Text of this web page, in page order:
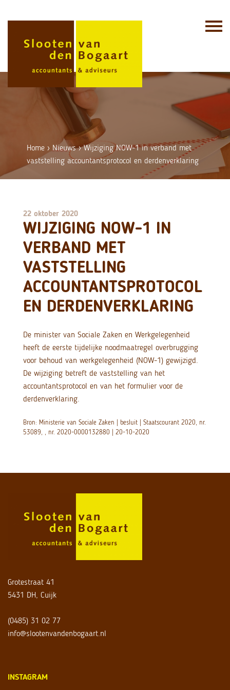
Home › Nieuws›Wijziging NOW-1 in verband met
vaststelling accountantsprotocol en derdenverklaring
22 oktober 2020
WIJZIGING NOW-1 IN
VERBAND MET
VASTSTELLING
ACCOUNTANTSPROTOCOL
EN DERDENVERKLARING
De minister van Sociale Zaken en Werkgelegenheid
heeft de eerste tijdelijke noodmaatregel overbrugging
voor behoud van werkgelegenheid (NOW-1) gewijzigd.
De wijziging betreft de vaststelling van het
accountantsprotocol en van het formulier voor de
derdenverklaring.
Bron: Ministerie van Sociale Zaken | besluit | Staatscourant 2020, nr.
53089, , nr. 2020-0000132880 | 20-10-2020
Grotestraat 41
5431 DH, Cuijk
(0485) 31 02 77
info@slootenvandenbogaart.nl
INSTAGRAM